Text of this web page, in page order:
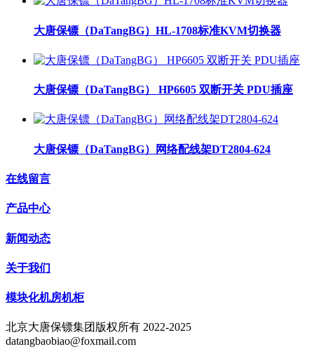
大唐保镖（DaTangBG）HL-1708标准KVM切换器
大唐保镖（DaTangBG） HP6605 双断开关 PDU插座
大唐保镖（DaTangBG）网络配线架DT2804-624
在线留言
产品中心
新闻动态
关于我们
模块化机房机柜
北京大唐保镖集团版权所有 2022-2025
datangbaobiao@foxmail.com